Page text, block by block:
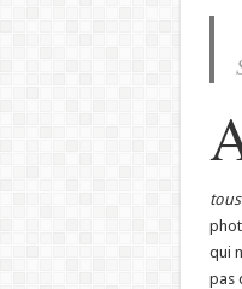
tous
qui
pas